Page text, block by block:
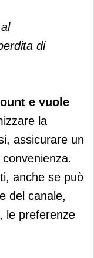
di
e vuole
la
assicurare un
anche se può
del canale,
le preferenze